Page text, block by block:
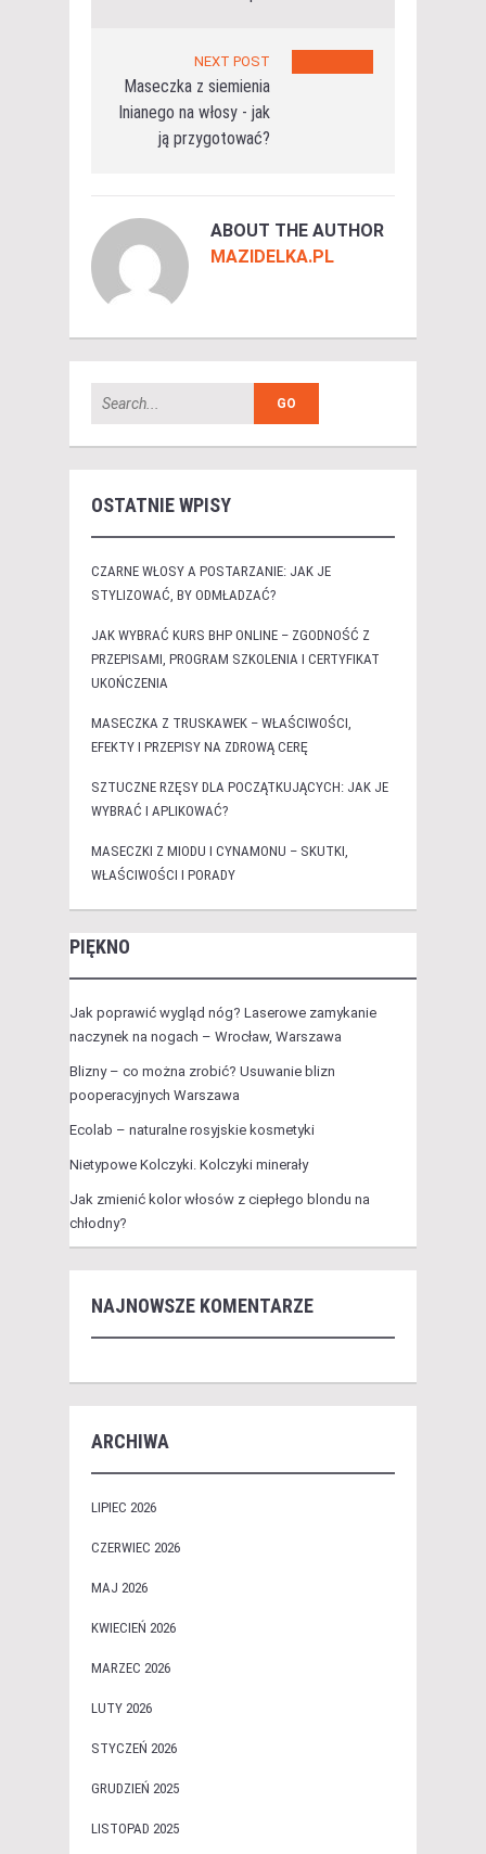
NEXT POST
Maseczka z siemienia
lnianego na włosy - jak
ją przygotować?
ABOUT THE AUTHOR
MAZIDELKA.PL
OSTATNIE WPISY
CZARNE WŁOSY A POSTARZANIE: JAK JE
STYLIZOWAĆ, BY ODMŁADZAĆ?
JAK WYBRAĆ KURS BHP ONLINE – ZGODNOŚĆ Z
PRZEPISAMI, PROGRAM SZKOLENIA I CERTYFIKAT
UKOŃCZENIA
MASECZKA Z TRUSKAWEK – WŁAŚCIWOŚCI,
EFEKTY I PRZEPISY NA ZDROWĄ CERĘ
SZTUCZNE RZĘSY DLA POCZĄTKUJĄCYCH: JAK JE
WYBRAĆ I APLIKOWAĆ?
MASECZKI Z MIODU I CYNAMONU – SKUTKI,
WŁAŚCIWOŚCI I PORADY
PIĘKNO
Jak poprawić wygląd nóg? Laserowe zamykanie
naczynek na nogach – Wrocław, Warszawa
Blizny – co można zrobić? Usuwanie blizn
pooperacyjnych Warszawa
Ecolab – naturalne rosyjskie kosmetyki
Nietypowe Kolczyki. Kolczyki minerały
Jak zmienić kolor włosów z ciepłego blondu na
chłodny?
NAJNOWSZE KOMENTARZE
ARCHIWA
LIPIEC 2026
CZERWIEC 2026
MAJ 2026
KWIECIEŃ 2026
MARZEC 2026
LUTY 2026
STYCZEŃ 2026
GRUDZIEŃ 2025
LISTOPAD 2025